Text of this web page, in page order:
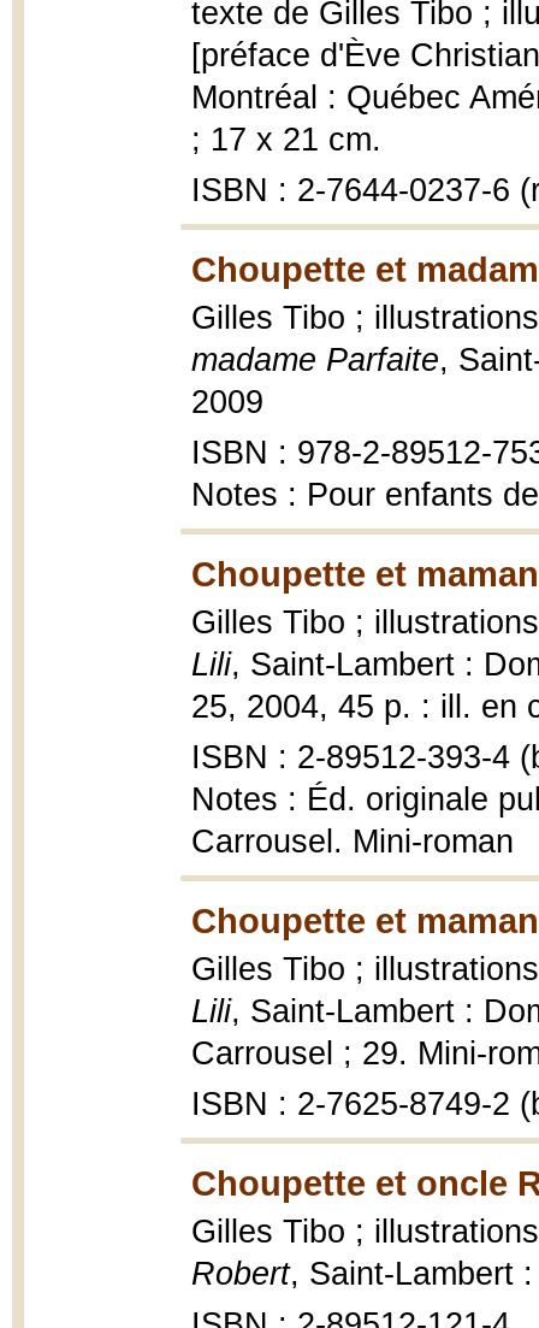
texte de Gilles Tibo ;
[préface d'Ève
Montréal : Québec
; 17 x 21 cm.
ISBN : 2-7644-0237-6
Choupette et
Gilles Tibo ;
madame Parfaite,
2009
ISBN : 978-2-89512-
Notes : Pour enfants
Choupette et
Gilles Tibo ;
Lili, Saint-Lambert :
25, 2004, 45 p. : ill. en
ISBN : 2-89512-393-4
Notes : Éd. originale
Carrousel. Mini-roman
Choupette et
Gilles Tibo ;
Lili, Saint-Lambert :
Carrousel ; 29. Mini-
ISBN : 2-7625-8749-2
Choupette et oncle
Gilles Tibo ;
Robert, Saint-Lambert